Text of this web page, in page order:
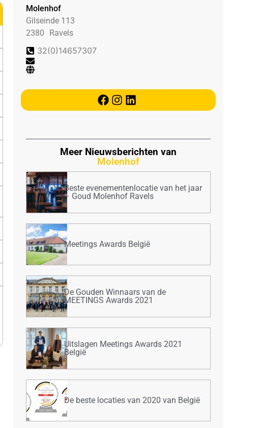
Molenhof
Gilseinde 113
2380
Ravels
32(0)14657307
Meer Nieuwsberichten van
Molenhof
Beste evenementenlocatie van het jaar
– Goud Molenhof Ravels
Meetings Awards België
De Gouden Winnaars van de
MEETINGS Awards 2021
Uitslagen Meetings Awards 2021
België
De beste locaties van 2020 van België